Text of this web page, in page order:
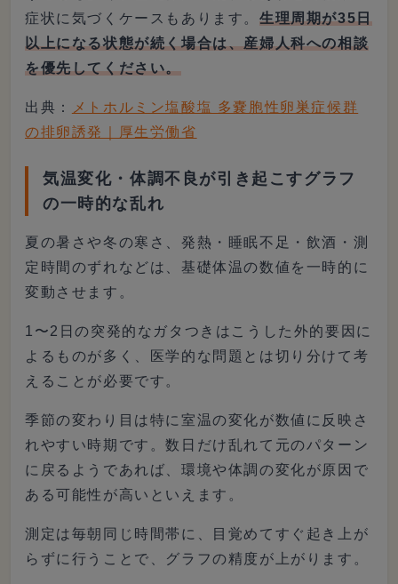
症状に気づくケースもあります。 生理周期が35日
以上になる状態が続く場合は、産婦人科への相談
を優先してください。
出典：
メトホルミン塩酸塩 多嚢胞性卵巣症候群
の排卵誘発｜厚生労働省
気温変化・体調不良が引き起こすグラフ
の一時的な乱れ
夏の暑さや冬の寒さ、発熱・睡眠不足・飲酒・測
定時間のずれなどは、基礎体温の数値を一時的に
変動させます。
1〜2日の突発的なガタつきはこうした外的要因に
よるものが多く、医学的な問題とは切り分けて考
えることが必要です。
季節の変わり目は特に室温の変化が数値に反映さ
れやすい時期です。数日だけ乱れて元のパターン
に戻るようであれば、環境や体調の変化が原因で
ある可能性が高いといえます。
測定は毎朝同じ時間帯に、目覚めてすぐ起き上が
らずに行うことで、グラフの精度が上がります。